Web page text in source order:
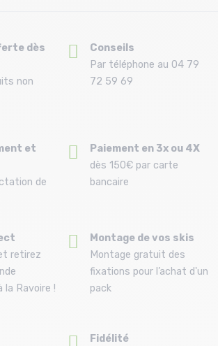
dès
non
Conseils
Par téléphone au 04 79
72 59 69
et
de
Paiement en 3x ou 4X
dès 150€ par carte
bancaire
retirez
Ravoire !
Montage de vos skis
Montage gratuit des
fixations pour l’achat d'un
pack
Fidélité